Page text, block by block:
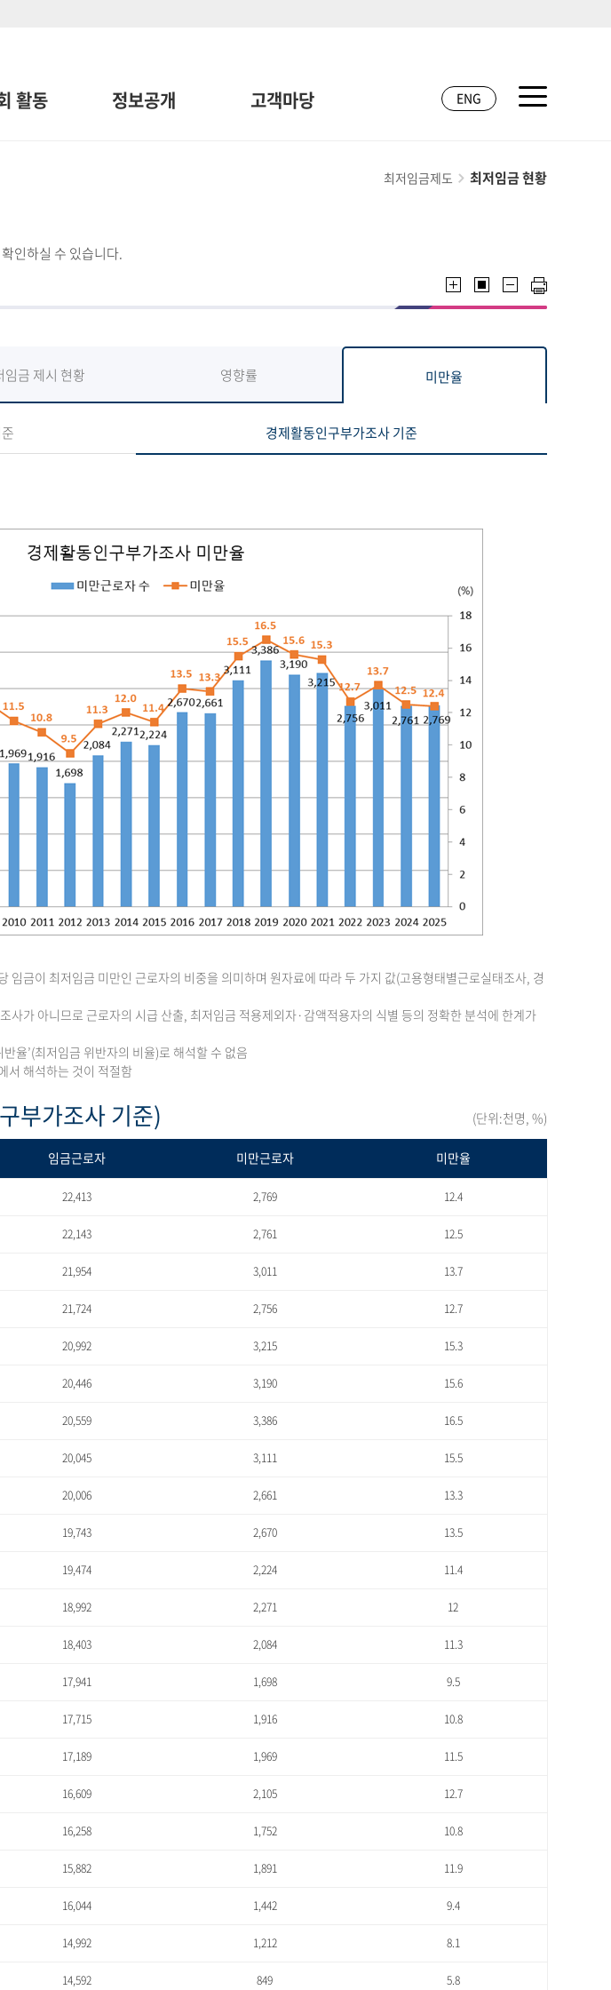
활동 정보공개 고객마당 ENG
최저임금제도 최저임금 현황
인하실 수 있습니다.
임금 제시 현황 영향률 미만율
경제활동인구부가조사 기준
임금이 최저임금 미만인 근로자의 비중을 의미하며 원자료에 따라 두 가지 값(고용형태별근로실태조사, 경
사가 아니므로 근로자의 시급 산출, 최저임금 적용제외자·감액적용자의 식별 등의 정확한 분석에 한계가
율’(최저임금 위반자의 비율)로 해석할 수 없음
서 해석하는 것이 적절함
부가조사 기준) (단위:천명, %)
임금근로자 미만근로자 미만율
22,413 2,769 12.4
22,143 2,761 12.5
21,954 3,011 13.7
21,724 2,756 12.7
20,992 3,215 15.3
20,446 3,190 15.6
20,559 3,386 16.5
20,045 3,111 15.5
20,006 2,661 13.3
19,743 2,670 13.5
19,474 2,224 11.4
18,992 2,271 12
18,403 2,084 11.3
17,941 1,698 9.5
17,715 1,916 10.8
17,189 1,969 11.5
16,609 2,105 12.7
16,258 1,752 10.8
15,882 1,891 11.9
16,044 1,442 9.4
14,992 1,212 8.1
14,592 849 5.8